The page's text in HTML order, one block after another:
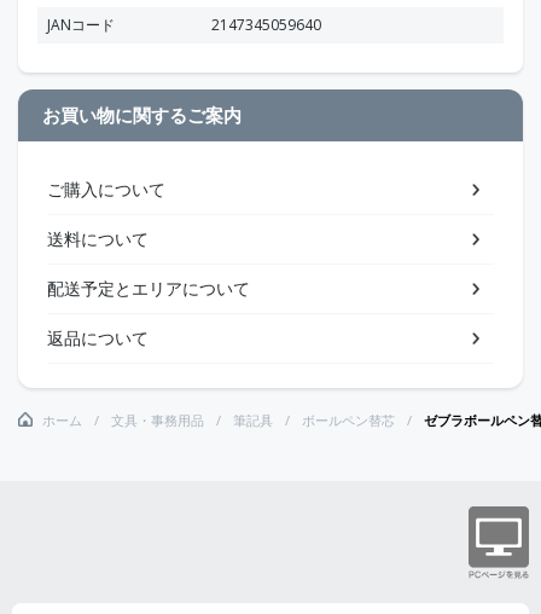
JANコード
2147345059640
お買い物に関するご案内
ご購入について
送料について
配送予定とエリアについて
返品について
ホーム 文具・事務用品 筆記具 ボールペン替芯 ゼブラボールペン